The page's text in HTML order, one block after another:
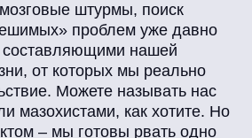
штурмы, поиск
проблем уже давно
нашей
от которых мы реально
Можете называть нас
мазохистами, как хотите. Но
– мы готовы рвать одно